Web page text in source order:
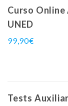
Curso
UNED
99,90€
Tests